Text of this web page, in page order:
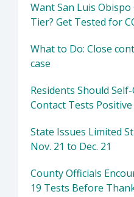
Want San Luis
Tier? Get Tested for
What to Do: Close
case
Residents Should
Contact Tests
State Issues Limited
Nov. 21 to Dec. 21
County Officials
19 Tests Before